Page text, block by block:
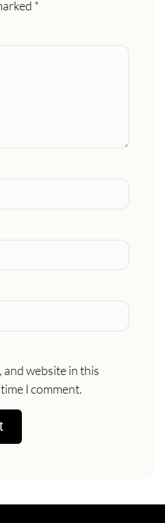
*
and website in this
I comment.